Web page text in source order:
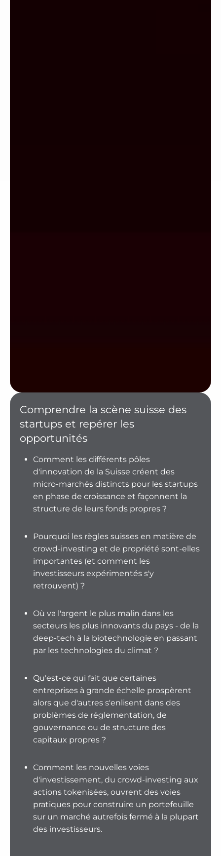
Comprendre la scène suisse des
startups et repérer les
opportunités
Comment les différents pôles
d'innovation de la Suisse créent des
micro-marchés distincts pour les startups
en phase de croissance et façonnent la
structure de leurs fonds propres ?
Pourquoi les règles suisses en matière de
crowd-investing et de propriété sont-elles
importantes (et comment les
investisseurs expérimentés s'y
retrouvent) ?
Où va l'argent le plus malin dans les
secteurs les plus innovants du pays - de la
deep-tech à la biotechnologie en passant
par les technologies du climat ?
Qu'est-ce qui fait que certaines
entreprises à grande échelle prospèrent
alors que d'autres s'enlisent dans des
problèmes de réglementation, de
gouvernance ou de structure des
capitaux propres ?
Comment les nouvelles voies
d'investissement, du crowd-investing aux
actions tokenisées, ouvrent des voies
pratiques pour construire un portefeuille
sur un marché autrefois fermé à la plupart
des investisseurs.